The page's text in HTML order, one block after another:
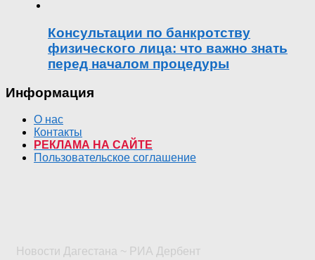
Консультации по банкротству
физического лица: что важно знать
перед началом процедуры
Информация
О нас
Контакты
РЕКЛАМА НА САЙТЕ
Пользовательское соглашение
Новости Дагестана ~ РИА Дербент